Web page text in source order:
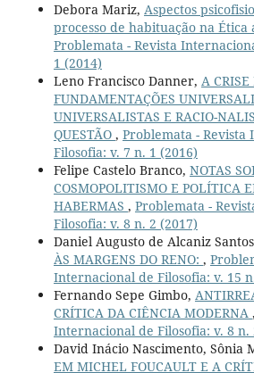
Debora Mariz, Aspectos
processo de habituação na Ética
Problemata - Revista
1 (2014)
Leno Francisco Danner, A CRISE
FUNDAMENTAÇÕES
UNIVERSALISTAS E RACIO-
QUESTÃO , Problemata - Revista
Filosofia: v. 7 n. 1 (2016)
Felipe Castelo Branco, NOTAS
COSMOPOLITISMO E POLÍTICA
HABERMAS , Problemata -
Filosofia: v. 8 n. 2 (2017)
Daniel Augusto de Alcaniz
ÀS MARGENS DO RENO: ,
Internacional de Filosofia: v. 15
Fernando Sepe Gimbo,
CRÍTICA DA CIÊNCIA MODERNA ,
Internacional de Filosofia: v. 8 n.
David Inácio Nascimento, Sônia
EM MICHEL FOUCAULT E A